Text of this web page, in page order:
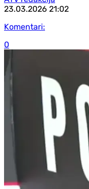
23.03.2026 21:02
Komentari:
0